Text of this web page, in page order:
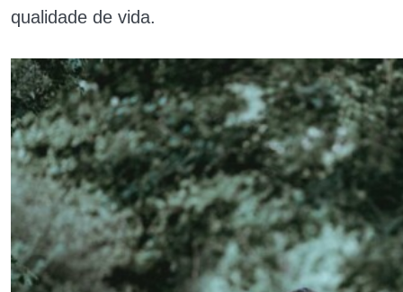
qualidade de vida.